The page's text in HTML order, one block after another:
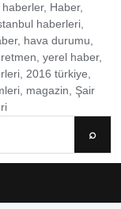
Haber,
haberleri,
hava durumu,
yerel haber,
2016 türkiye,
magazin, Şair
⌕